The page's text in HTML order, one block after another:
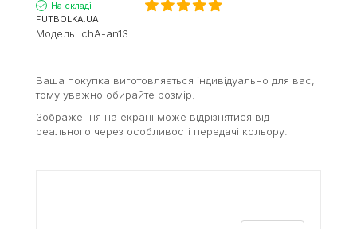
На складі
FUTBOLKA.UA
Модель: chA-an13
Ваша покупка виготовляється індивідуально для вас,
тому уважно обирайте розмір.
Зображення на екрані може відрізнятися від
реального через особливості передачі кольору.